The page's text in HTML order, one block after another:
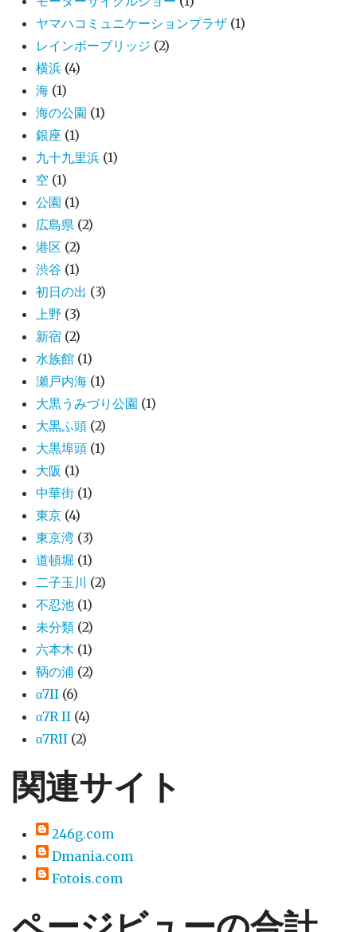
ヤマハコミュニケーションプラザ (1)
レインボーブリッジ (2)
横浜 (4)
海 (1)
海の公園 (1)
銀座 (1)
九十九里浜 (1)
空 (1)
公園 (1)
広島県 (2)
港区 (2)
渋谷 (1)
初日の出 (3)
上野 (3)
新宿 (2)
水族館 (1)
瀬戸内海 (1)
大黒うみづり公園 (1)
大黒ふ頭 (2)
大黒埠頭 (1)
大阪 (1)
中華街 (1)
東京 (4)
東京湾 (3)
道頓堀 (1)
二子玉川 (2)
不忍池 (1)
未分類 (2)
六本木 (1)
鞆の浦 (2)
α7II (6)
α7R II (4)
α7RII (2)
関連サイト
246g.com
Dmania.com
Fotois.com